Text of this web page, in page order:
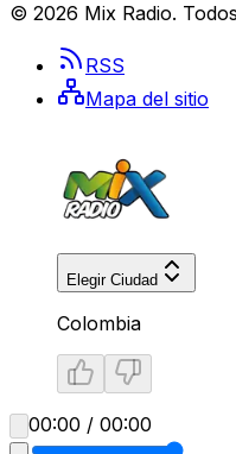
© 2026 Mix Radio.
RSS
Mapa del sitio
Elegir Ciudad
Colombia
00:00 / 00:00